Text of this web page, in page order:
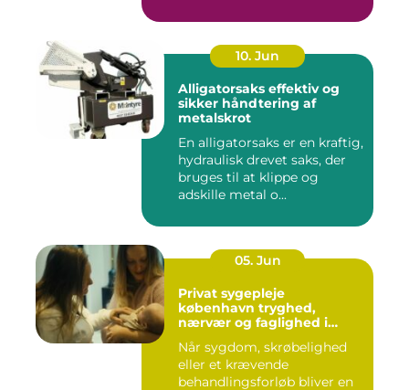
10. Jun
Alligatorsaks effektiv og
sikker håndtering af
metalskrot
En alligatorsaks er en kraftig,
hydraulisk drevet saks, der
bruges til at klippe og
adskille metal o...
05. Jun
Privat sygepleje
københavn tryghed,
nærvær og faglighed i
Når sygdom, skrøbelighed
eller et krævende
behandlingsforløb bliver en